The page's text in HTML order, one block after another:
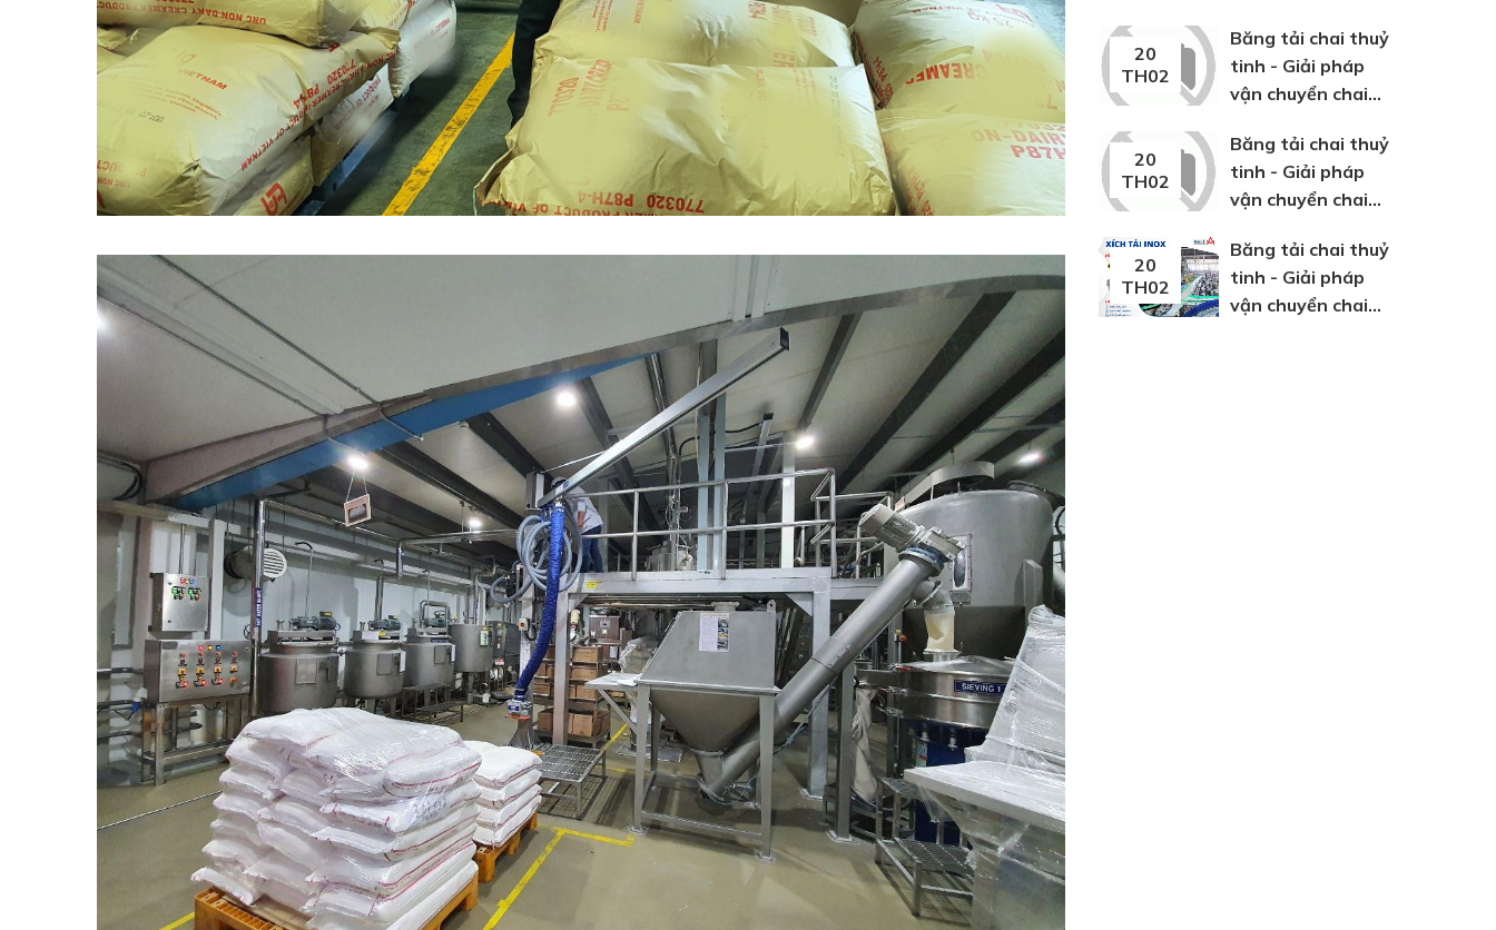
20
TH02
Băng tải chai thuỷ
tinh - Giải pháp
vận chuyển chai
20
TH02
Băng tải chai thuỷ
tinh - Giải pháp
vận chuyển chai
20
TH02
Băng tải chai thuỷ
tinh - Giải pháp
vận chuyển chai